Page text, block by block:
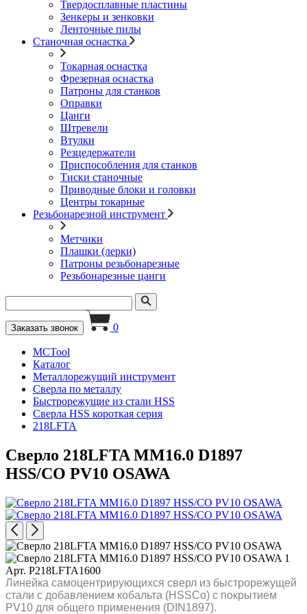
Твердосплавные пластины
Зенкеры и зенковки
Ленточные пилы
Станочная оснастка
Токарная оснастка
Фрезерная оснастка
Патроны для станков
Оправки
Цанги
Штревели
Втулки
Резцедержатели
Приспособления для станков
Тиски станочные
Приводные блоки и головки
Центры токарные
Резьбонарезной инструмент
Метчики
Плашки (лерки)
Патроны резьбонарезные
Резьбонарезные цанги
Заказать звонок 0
MCTool
Каталог
Металлорежущий инструмент
Сверла по металлу
Быстрорежущие из стали HSS
Сверла HSS короткая серия
218LFTA
Сверло 218LFTA MM16.0 D1897
HSS/CO PV10 OSAWA
Арт. P218LFTA1600
Линейка самоцентрирующихся сверл из быстрорежущей
стали с добавлением кобальта (HSSCo) c покрытием
PV10 для общего применения (DIN1897).